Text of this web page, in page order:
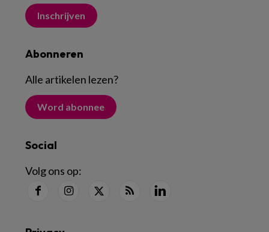
Inschrijven
Abonneren
Alle artikelen lezen?
Word abonnee
Social
Volg ons op: